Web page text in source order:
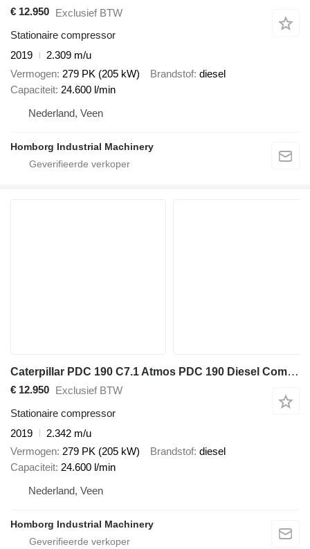
€ 12.950 Exclusief BTW
Stationaire compressor
2019
2.309 m/u
Vermogen 279 PK (205 kW) Brandstof diesel
Capaciteit 24.600 l/min
Nederland, Veen
Homborg Industrial Machinery
Caterpillar PDC 190 C7.1 Atmos PDC 190 Diesel Compressor 24,6 m3 / min 10 Ba
€ 12.950 Exclusief BTW
Stationaire compressor
2019
2.342 m/u
Vermogen 279 PK (205 kW) Brandstof diesel
Capaciteit 24.600 l/min
Nederland, Veen
Homborg Industrial Machinery